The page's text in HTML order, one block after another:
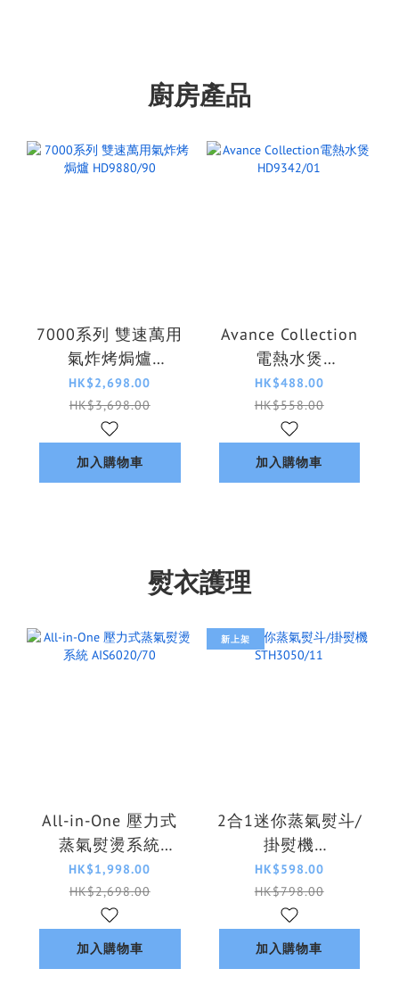
廚房產品
7000系列 雙速萬用
氣炸烤焗爐
HD9880/90
HK$2,698.00
HK$3,698.00
加入購物車
Avance Collection
電熱水煲
HD9342/01
HK$488.00
HK$558.00
加入購物車
熨衣護理
All-in-One 壓力式
蒸氣熨燙系統
AIS6020/70
HK$1,998.00
HK$2,698.00
加入購物車
新上架
2合1迷你蒸氣熨斗/
掛熨機
STH3050/11
HK$598.00
HK$798.00
加入購物車